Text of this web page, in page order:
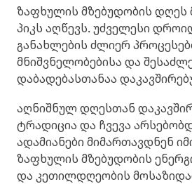
ზაფხულის მზებუდობის დღეს
პიკს აღწევს. უძველესი
განახლების ძლიერ
მნიშვნელობებისა და
დაბადებასთანაა
აღნიშნულ დღესთან
ტრადიცია და ჩვევა
ადამიანები მიმართავდნენ
ზაფხულის მზებუდობის
და კეთილდღეობის